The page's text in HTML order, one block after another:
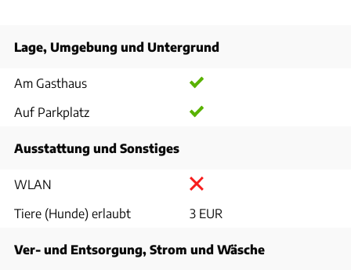
Lage, Umgebung und Untergrund
Am Gasthaus
Auf Parkplatz
Ausstattung und Sonstiges
WLAN
Tiere (Hunde) erlaubt
3 EUR
Ver- und Entsorgung, Strom und Wäsche